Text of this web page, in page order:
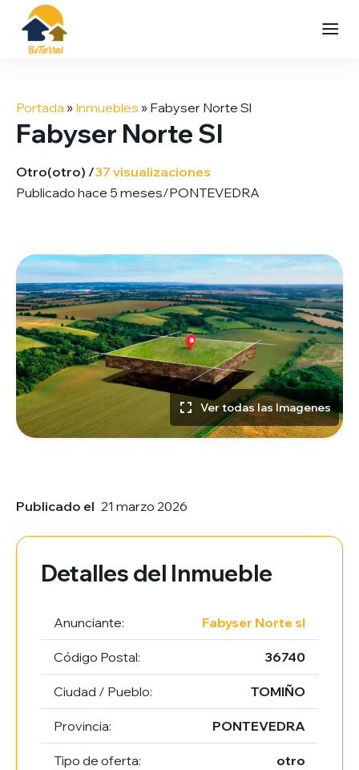
contenido
Portada » Inmuebles » Fabyser Norte Sl
Fabyser Norte Sl
Otro(otro) /37 visualizaciones
Publicado hace 5 meses/PONTEVEDRA
Ver todas las Imagenes
Publicado el 21 marzo 2026
Detalles del Inmueble
Anunciante: Fabyser Norte sl
Código Postal: 36740
Ciudad / Pueblo: TOMIÑO
Provincia: PONTEVEDRA
Tipo de oferta: otro